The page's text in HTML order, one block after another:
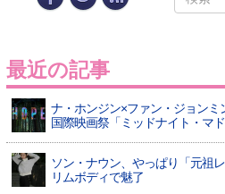
最近の記事
ナ・ホンジン×ファン・ジョンミ
国際映画祭「ミッドナイト・マ
ソン・ナウン、やっぱり「元祖
リムボディで魅了